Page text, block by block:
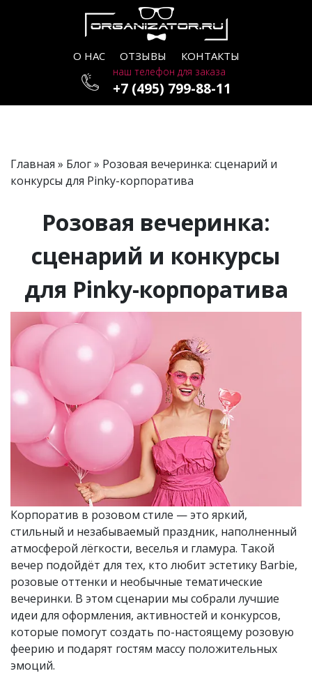
О НАС ОТЗЫВЫ КОНТАКТЫ
наш телефон для заказа
+7 (495) 799-88-11
Главная » Блог» Розовая вечеринка: сценарий и
конкурсы для Pinky-корпоратива
Розовая вечеринка:
сценарий и конкурсы
для Pinky-корпоратива
Корпоратив в розовом стиле — это яркий,
стильный и незабываемый праздник, наполненный
атмосферой лёгкости, веселья и гламура. Такой
вечер подойдёт для тех, кто любит эстетику Barbie,
розовые оттенки и необычные тематические
вечеринки. В этом сценарии мы собрали лучшие
идеи для оформления, активностей и конкурсов,
которые помогут создать по-настоящему розовую
феерию и подарят гостям массу положительных
эмоций.